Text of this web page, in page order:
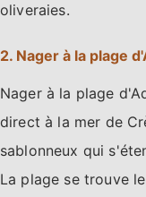
oliveraies.
2. Nager à la plage
Nager à la plage
direct à la mer de
sablonneux qui
La plage se trouve